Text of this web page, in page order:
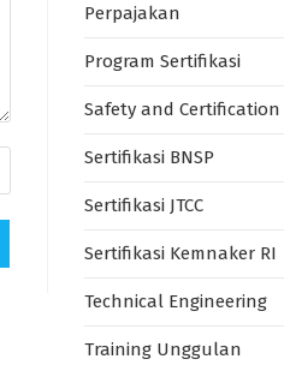
Perpajakan
Program Sertifikasi
Safety and Certification
Sertifikasi BNSP
Sertifikasi JTCC
Sertifikasi Kemnaker RI
Technical Engineering
Training Unggulan